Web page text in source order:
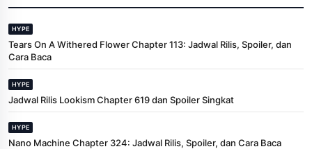
HYPE
Tears On A Withered Flower Chapter 113: Jadwal Rilis, Spoiler, dan
Cara Baca
HYPE
Jadwal Rilis Lookism Chapter 619 dan Spoiler Singkat
HYPE
Nano Machine Chapter 324: Jadwal Rilis, Spoiler, dan Cara Baca